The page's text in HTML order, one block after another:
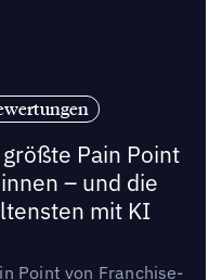
Pain Point
– und die
mit KI
Point von Franchise-